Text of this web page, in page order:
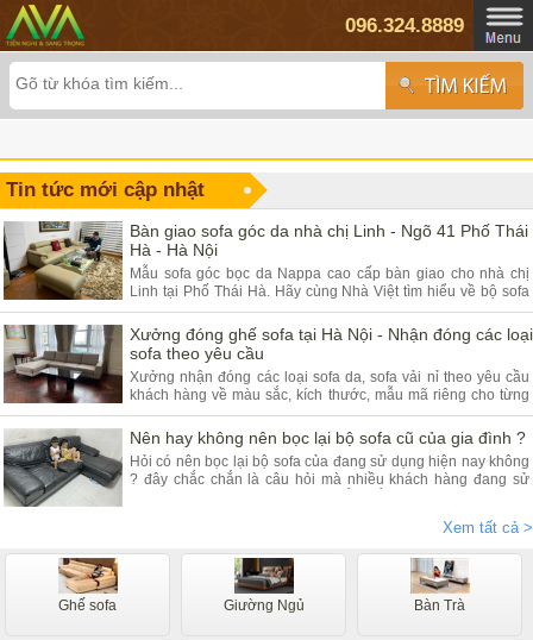
096.324.8889
Tin tức mới cập nhật
Bàn giao sofa góc da nhà chị Linh - Ngõ 41 Phố Thái
Hà - Hà Nội
Mẫu sofa góc bọc da Nappa cao cấp bàn giao cho nhà chị
Linh tại Phố Thái Hà. Hãy cùng Nhà Việt tìm hiểu về bộ sofa
góc da và ưu điểm của sản phẩm.
Xưởng đóng ghế sofa tại Hà Nội - Nhận đóng các loại
sofa theo yêu cầu
Xưởng nhận đóng các loại sofa da, sofa vải nỉ theo yêu cầu
khách hàng về màu sắc, kích thước, mẫu mã riêng cho từng
khách hàng. Quý khách đang có nhu cầu tìm xưởng sofa hãy
tham khảo bài viết dưới đây.
Nên hay không nên bọc lại bộ sofa cũ của gia đình ?
Hỏi có nên bọc lại bộ sofa của đang sử dụng hiện nay không
? đây chắc chắn là câu hỏi mà nhiều khách hàng đang sử
Xem tất cả >
Ghế sofa Giường Ngủ Bàn Trà